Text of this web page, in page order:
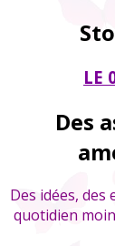
LE
Des
Des idées,
quotidien